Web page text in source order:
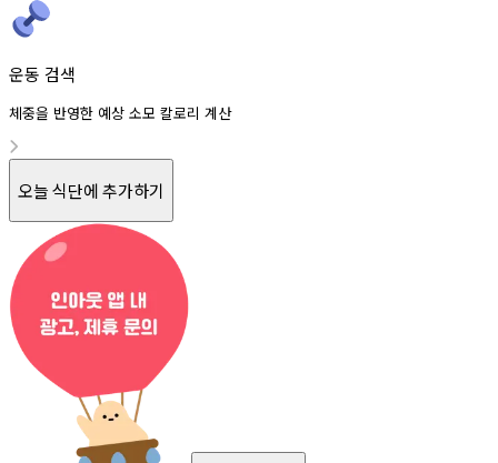
운동 검색
체중을 반영한 예상 소모 칼로리 계산
오늘 식단에 추가하기